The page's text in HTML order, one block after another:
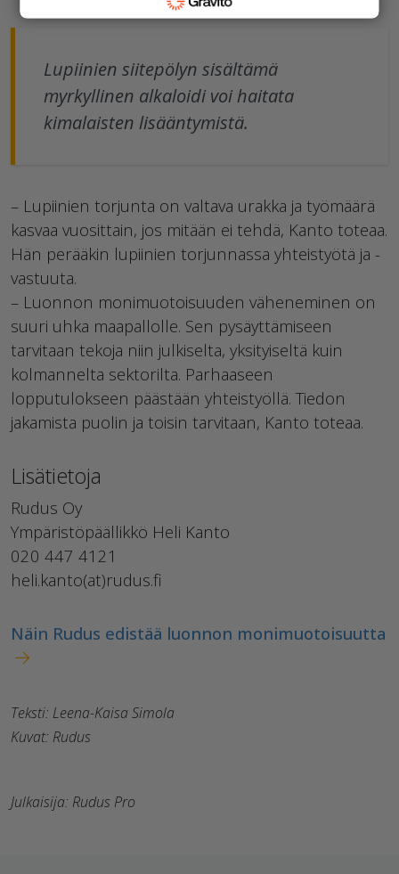
Lupiinien siitepölyn sisältämä
myrkyllinen alkaloidi voi haitata
kimalaisten lisääntymistä.
– Lupiinien torjunta on valtava urakka ja työmäärä
kasvaa vuosittain, jos mitään ei tehdä, Kanto toteaa.
Hän perääkin lupiinien torjunnassa yhteistyötä ja -
vastuuta.
– Luonnon monimuotoisuuden väheneminen on
suuri uhka maapallolle. Sen pysäyttämiseen
tarvitaan tekoja niin julkiselta, yksityiseltä kuin
kolmannelta sektorilta. Parhaaseen
lopputulokseen päästään yhteistyöllä. Tiedon
jakamista puolin ja toisin tarvitaan, Kanto toteaa.
Lisätietoja
Rudus Oy
Ympäristöpäällikkö Heli Kanto
020 447 4121
heli.kanto(at)rudus.fi
Näin Rudus edistää luonnon monimuotoisuutta
Teksti: Leena-Kaisa Simola
Kuvat: Rudus
Julkaisija: Rudus Pro